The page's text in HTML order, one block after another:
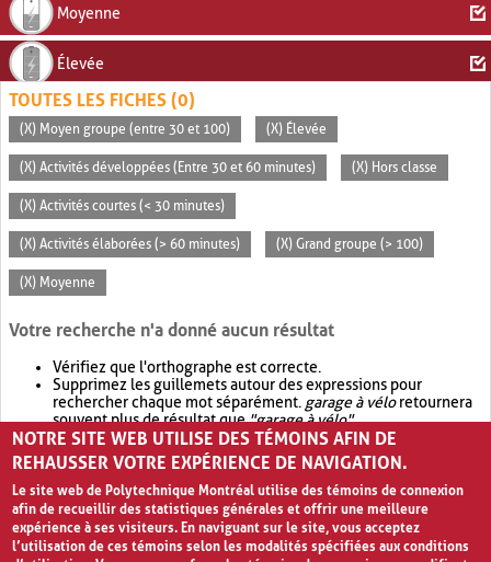
Moyenne
Élevée
TOUTES LES FICHES (0)
(X) Moyen groupe (entre 30 et 100) (X) Élevée
(X) Activités développées (Entre 30 et 60 minutes) (X) Hors classe
(X) Activités courtes (< 30 minutes)
(X) Activités élaborées (> 60 minutes) (X) Grand groupe (> 100)
(X) Moyenne
Votre recherche n'a donné aucun résultat
Vérifiez que l'orthographe est correcte.
Supprimez les guillemets autour des expressions pour
rechercher chaque mot séparément. garage à véloretournera
souvent plus de résultat que"garage à vélo".
Envisagez d'élargir votre recherche avec OR.garage OR vélo
retournera souvent plus de résultat quegarage à vélo
NOTRE SITE WEB UTILISE DES TÉMOINS AFIN DE
REHAUSSER VOTRE EXPÉRIENCE DE NAVIGATION.
Le site web de Polytechnique Montréal utilise des témoins de connexion
afin de recueillir des statistiques générales et offrir une meilleure
expérience à ses visiteurs. En naviguant sur le site, vous acceptez
l’utilisation de ces témoins selon les modalités spécifiées aux conditions